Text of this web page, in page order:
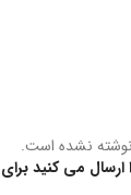
نشده است.
می کنید برای “واشر